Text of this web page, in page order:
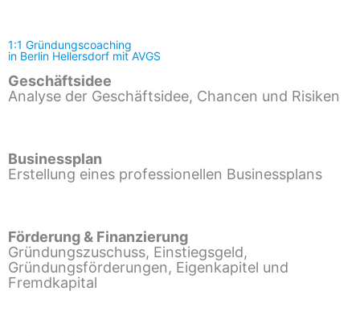
1:1 Gründungscoaching
in Berlin Hellersdorf mit AVGS
Geschäftsidee
Analyse der Geschäftsidee, Chancen und Risiken
Businessplan
Erstellung eines professionellen Businessplans
Förderung & Finanzierung
Gründungszuschuss, Einstiegsgeld,
Gründungsförderungen, Eigenkapitel und
Fremdkapital